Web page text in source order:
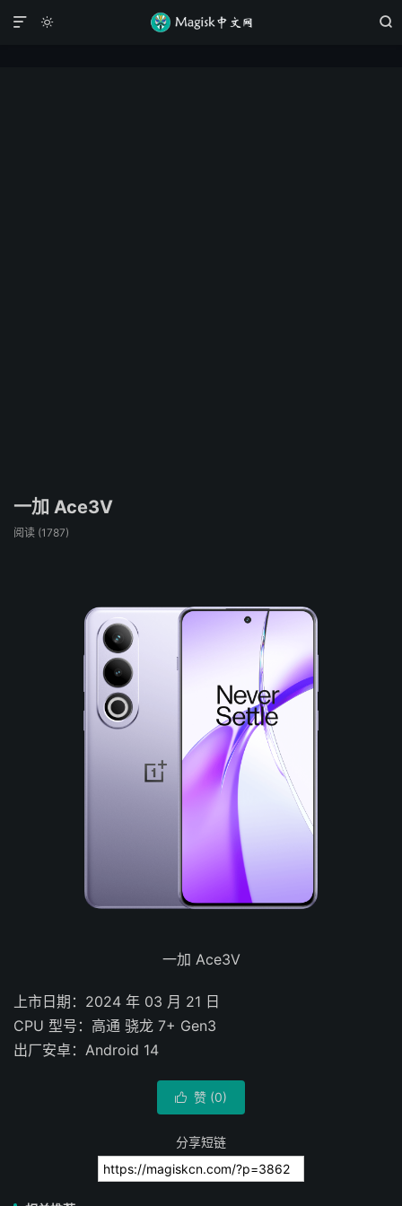



一加 Ace3V
阅读 (1787)
一加 Ace3V
上市日期：2024 年 03 月 21 日
CPU 型号：高通 骁龙 7+ Gen3
出厂安卓：Android 14
 赞 (0)
分享短链